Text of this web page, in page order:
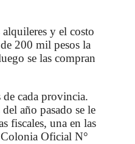
y el costo
200 mil pesos la
se las compran
de cada provincia.
año pasado se le
fiscales, una en las
Oficial N°